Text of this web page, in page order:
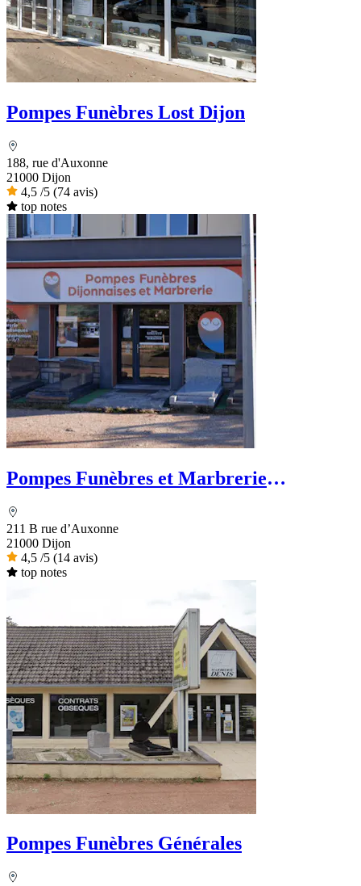
Pompes Funèbres Lost Dijon
188, rue d'Auxonne
21000 Dijon
4,5 /5 (74 avis)
top notes
Pompes Funèbres et Marbrerie
211 B rue d’Auxonne
21000 Dijon
4,5 /5 (14 avis)
top notes
Pompes Funèbres Générales